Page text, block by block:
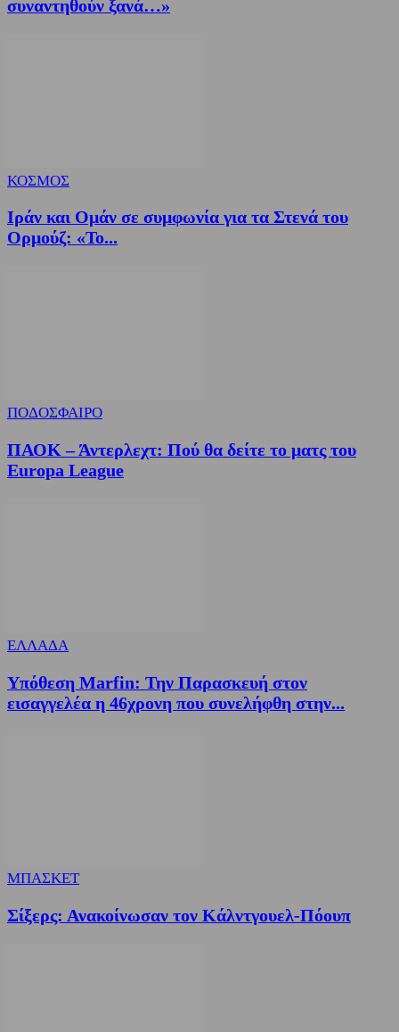
συναντηθούν ξανά…»
ΚΟΣΜΟΣ
Ιράν και Ομάν σε συμφωνία για τα Στενά του
Ορμούζ: «Το...
ΠΟΔΟΣΦΑΙΡΟ
ΠΑΟΚ – Άντερλεχτ: Πού θα δείτε το ματς του
Europa League
ΕΛΛΑΔΑ
Υπόθεση Marfin: Την Παρασκευή στον
εισαγγελέα η 46χρονη που συνελήφθη στην...
ΜΠΑΣΚΕΤ
Σίξερς: Ανακοίνωσαν τον Κάλντγουελ-Πόουπ